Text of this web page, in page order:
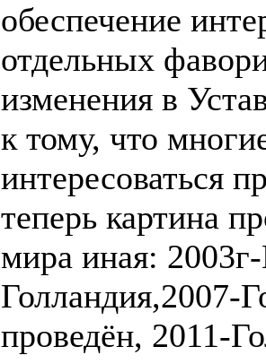
Голландия, 2005-
Голландия, 2009-
Голландия. При
шашечная
проводит и
упала. От той
60-90х годах
Также плохо